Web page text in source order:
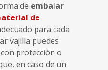
de embalar
de
para cada
vajilla puedes
protección o
en caso de un